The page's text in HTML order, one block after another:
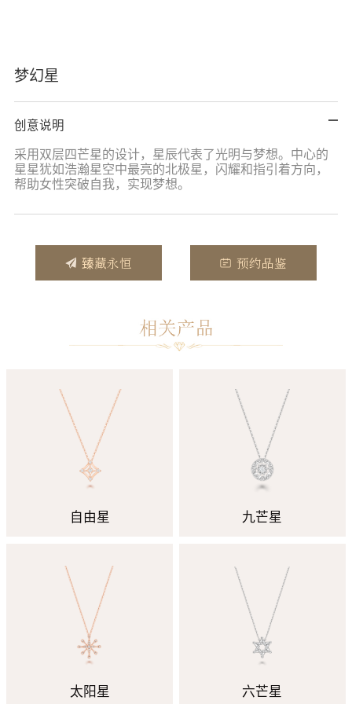
梦幻星
创意说明
采用双层四芒星的设计，星辰代表了光明与梦想。中心的
星星犹如浩瀚星空中最亮的北极星，闪耀和指引着方向，
帮助女性突破自我，实现梦想。
臻藏永恒 预约品鉴
自由星 九芒星
太阳星 六芒星